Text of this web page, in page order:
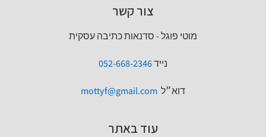
צור קשר
מוטי פוגל - סדנאות כתיבה עסקית
נייד052-668-2346
דוא״ל mottyf@gmail.com
עוד באתר